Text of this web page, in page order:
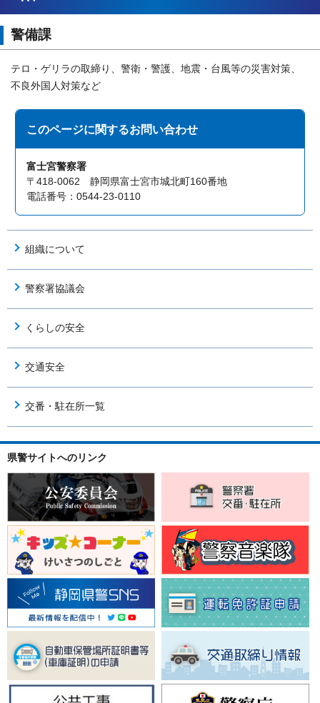
警備課
テロ・ゲリラの取締り、警衛・警護、地震・台風等の災害対策、
不良外国人対策など
このページに関するお問い合わせ
富士宮警察署
〒418-0062 静岡県富士宮市城北町160番地
電話番号：0544-23-0110
組織について
警察署協議会
くらしの安全
交通安全
交番・駐在所一覧
県警サイトへのリンク